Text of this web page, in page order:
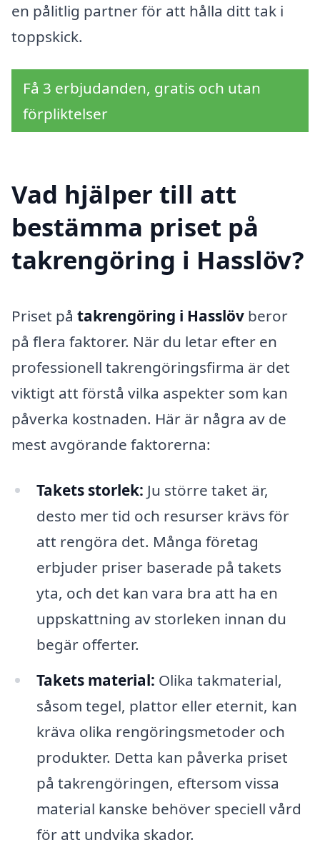
en pålitlig partner för att hålla ditt tak i
toppskick.
Få 3 erbjudanden, gratis och utan
förpliktelser
Vad hjälper till att
bestämma priset på
takrengöring i Hasslöv?
Priset på takrengöring i Hasslöv beror
på flera faktorer. När du letar efter en
professionell takrengöringsfirma är det
viktigt att förstå vilka aspekter som kan
påverka kostnaden. Här är några av de
mest avgörande faktorerna:
Takets storlek: Ju större taket är,
desto mer tid och resurser krävs för
att rengöra det. Många företag
erbjuder priser baserade på takets
yta, och det kan vara bra att ha en
uppskattning av storleken innan du
begär offerter.
Takets material: Olika takmaterial,
såsom tegel, plattor eller eternit, kan
kräva olika rengöringsmetoder och
produkter. Detta kan påverka priset
på takrengöringen, eftersom vissa
material kanske behöver speciell vård
för att undvika skador.